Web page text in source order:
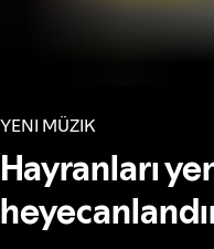
YENI MÜZIK
Hayranları